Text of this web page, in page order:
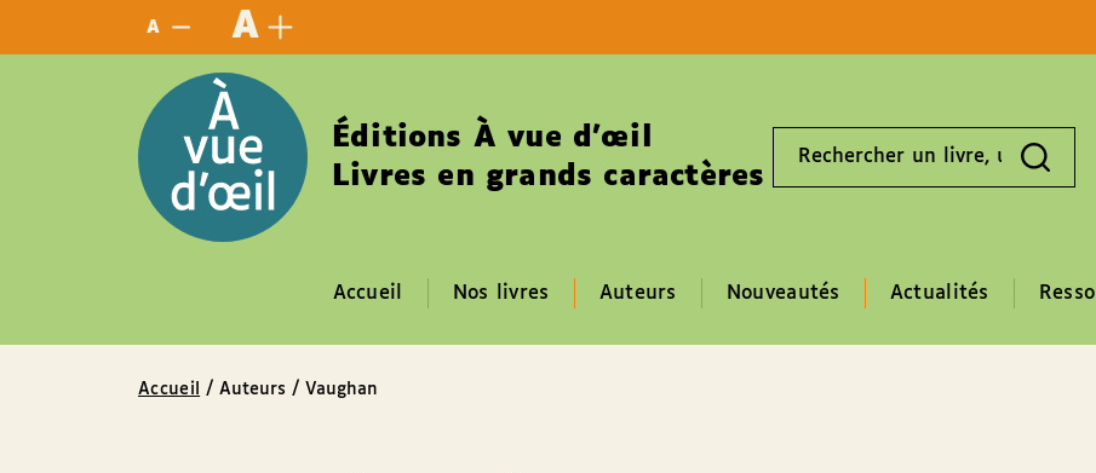
A A
Éditions À vue d’œil
Livres en grands caractères livre,
Accueil Nos livres Auteurs Nouveautés Actualités
Accueil / Auteurs / Vaughan
Panneau de gestion des cookies